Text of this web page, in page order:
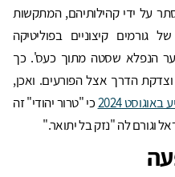
על ידי קהילותיהם, המתקשות
קיצוניים בפוליטיקה
הנפלא שסטה מתוך כעס'. כך
הדרך אצל הפורעים. ואכן,
2024
כי "טרור יהודי" זה
וגורם לה "נזק בל יתואר."